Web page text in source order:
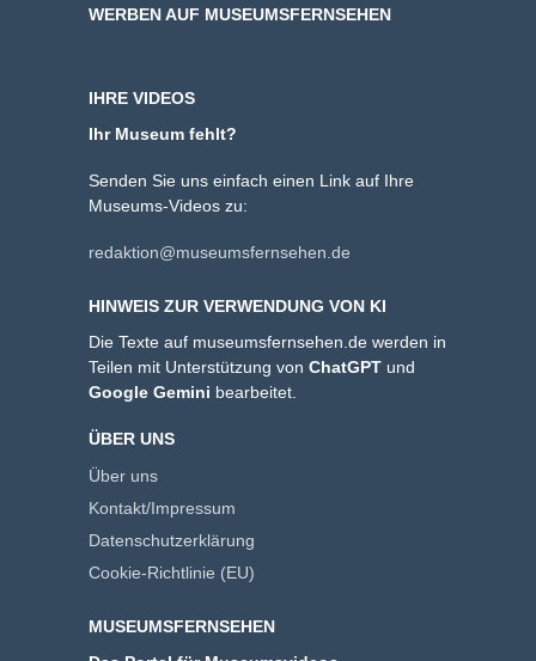
WERBEN AUF MUSEUMSFERNSEHEN
IHRE VIDEOS
Ihr Museum fehlt?
Senden Sie uns einfach einen Link auf Ihre
Museums-Videos zu:
redaktion@museumsfernsehen.de
HINWEIS ZUR VERWENDUNG VON KI
Die Texte auf museumsfernsehen.de werden in
Teilen mit Unterstützung von ChatGPT und
Google Gemini bearbeitet.
ÜBER UNS
Über uns
Kontakt/Impressum
Datenschutzerklärung
Cookie-Richtlinie (EU)
MUSEUMSFERNSEHEN